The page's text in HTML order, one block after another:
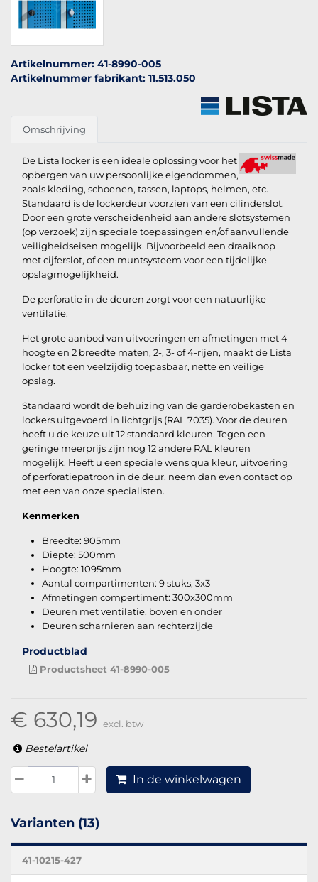
Artikelnummer: 41-8990-005
Artikelnummer fabrikant: 11.513.050
Omschrijving
De Lista locker is een ideale oplossing voor het
opbergen van uw persoonlijke eigendommen,
zoals kleding, schoenen, tassen, laptops, helmen, etc.
Standaard is de lockerdeur voorzien van een cilinderslot.
Door een grote verscheidenheid aan andere slotsystemen
(op verzoek) zijn speciale toepassingen en/of aanvullende
veiligheidseisen mogelijk. Bijvoorbeeld een draaiknop
met cijferslot, of een muntsysteem voor een tijdelijke
opslagmogelijkheid.
De perforatie in de deuren zorgt voor een natuurlijke
ventilatie.
Het grote aanbod van uitvoeringen en afmetingen met 4
hoogte en 2 breedte maten, 2-, 3- of 4-rijen, maakt de Lista
locker tot een veelzijdig toepasbaar, nette en veilige
opslag.
Standaard wordt de behuizing van de garderobekasten en
lockers uitgevoerd in lichtgrijs (RAL 7035). Voor de deuren
heeft u de keuze uit 12 standaard kleuren. Tegen een
geringe meerprijs zijn nog 12 andere RAL kleuren
mogelijk. Heeft u een speciale wens qua kleur, uitvoering
of perforatiepatroon in de deur, neem dan even contact op
met een van onze specialisten.
Kenmerken
Breedte: 905mm
Diepte: 500mm
Hoogte: 1095mm
Aantal compartimenten: 9 stuks, 3x3
Afmetingen compertiment: 300x300mm
Deuren met ventilatie, boven en onder
Deuren scharnieren aan rechterzijde
Productblad
Productsheet 41-8990-005
€ 630,19 excl. btw
Bestelartikel
In de winkelwagen
Varianten (13)
41-10215-427